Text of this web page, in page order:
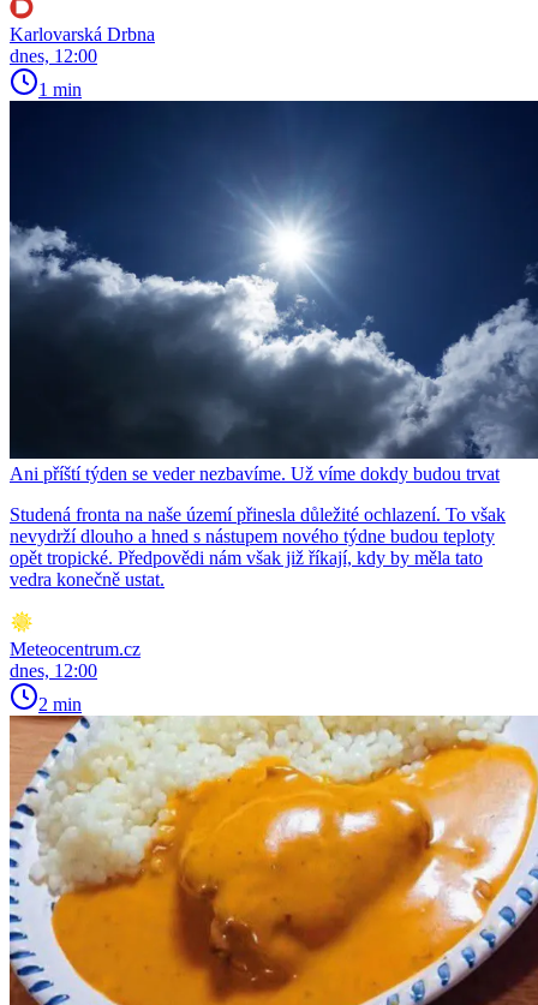
Karlovarská Drbna
dnes, 12:00
1 min
Ani příští týden se veder nezbavíme. Už víme dokdy budou trvat
Studená fronta na naše území přinesla důležité ochlazení. To však
nevydrží dlouho a hned s nástupem nového týdne budou teploty
opět tropické. Předpovědi nám však již říkají, kdy by měla tato
vedra konečně ustat.
Meteocentrum.cz
dnes, 12:00
2 min